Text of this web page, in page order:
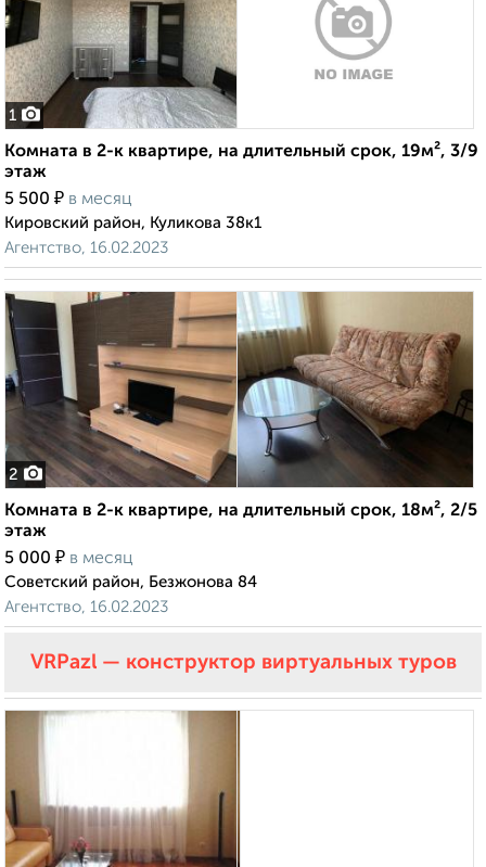
1
Комната в 2-к квартире, на длительный срок, 19м², 3/9
этаж
5 500 ₽ в месяц
Кировский район, Куликова 38к1
Агентство, 16.02.2023
2
Комната в 2-к квартире, на длительный срок, 18м², 2/5
этаж
5 000 ₽ в месяц
Советский район, Безжонова 84
Агентство, 16.02.2023
VRPazl — конструктор виртуальных туров